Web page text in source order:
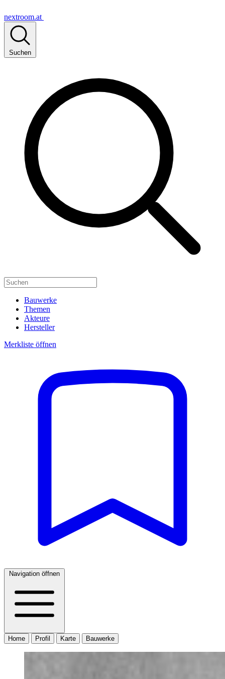
nextroom.at
Suchen
Bauwerke
Themen
Akteure
Hersteller
Merkliste öffnen
Navigation öffnen
Home Profil Karte Bauwerke